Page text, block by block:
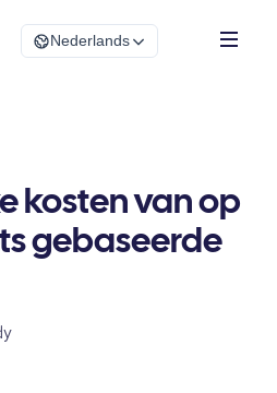
Nederlands
kosten van op
gebaseerde